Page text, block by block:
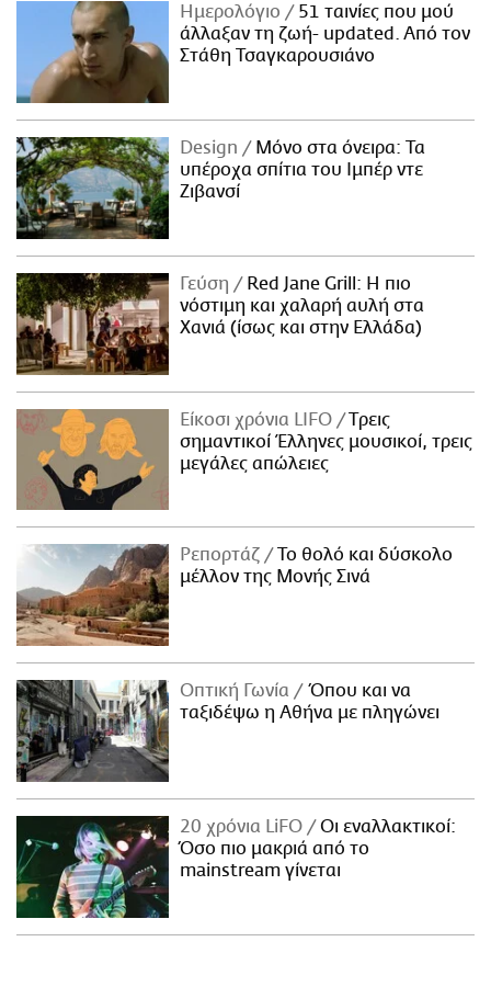
Ημερολόγιο
51 ταινίες που μού
άλλαξαν τη ζωή- updated. Aπό τον
Στάθη Τσαγκαρουσιάνο
Design
Μόνο στα όνειρα: Τα
υπέροχα σπίτια του Ιμπέρ ντε
Ζιβανσί
Γεύση
Red Jane Grill: Η πιο
νόστιμη και χαλαρή αυλή στα
Χανιά (ίσως και στην Ελλάδα)
Είκοσι χρόνια LIFO
Tρεις
σημαντικοί Έλληνες μουσικοί, τρεις
μεγάλες απώλειες
Ρεπορτάζ
Το θολό και δύσκολο
μέλλον της Μονής Σινά
Οπτική Γωνία
Όπου και να
ταξιδέψω η Αθήνα με πληγώνει
20 χρόνια LiFO
Οι εναλλακτικοί:
Όσο πιο μακριά από το
mainstream γίνεται